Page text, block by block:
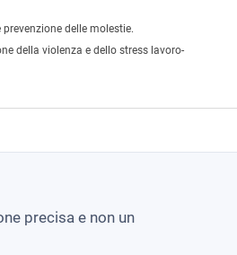
delle molestie.
della violenza e dello stress lavoro-
precisa e non un